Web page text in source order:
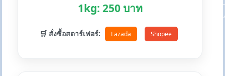
1kg: 250 บาท
🛒 สั่งซื้อสตาร์เฟอร์: Lazada Shopee